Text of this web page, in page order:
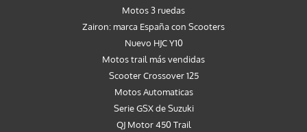
Motos 3 ruedas
Zairon: marca España con Scooters
Nuevo HJC Y10
Motos trail más vendidas
Scooter Crossover 125
Motos Automaticas
Serie GSX de Suzuki
QJ Motor 450 Trail